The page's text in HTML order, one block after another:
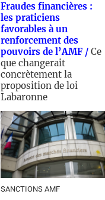
Fraudes financières :
les praticiens
favorables à un
renforcement des
pouvoirs de l’AMF / Ce
que changerait
concrètement la
proposition de loi
Labaronne
23/01/2026 - 10:00
SANCTIONS AMF